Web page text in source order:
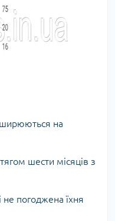
на
шести місяців з
не погоджена їхня